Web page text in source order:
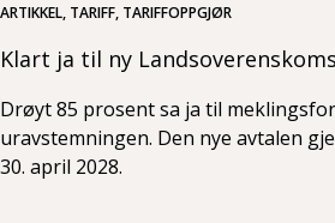
ARTIKKEL, TARIFF, TARIFFOPPGJØR
Klart ja til ny
Drøyt 85 prosent sa ja til
uravstemningen. Den nye avtalen
30. april 2028.